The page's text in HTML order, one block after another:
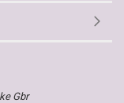
Gbr